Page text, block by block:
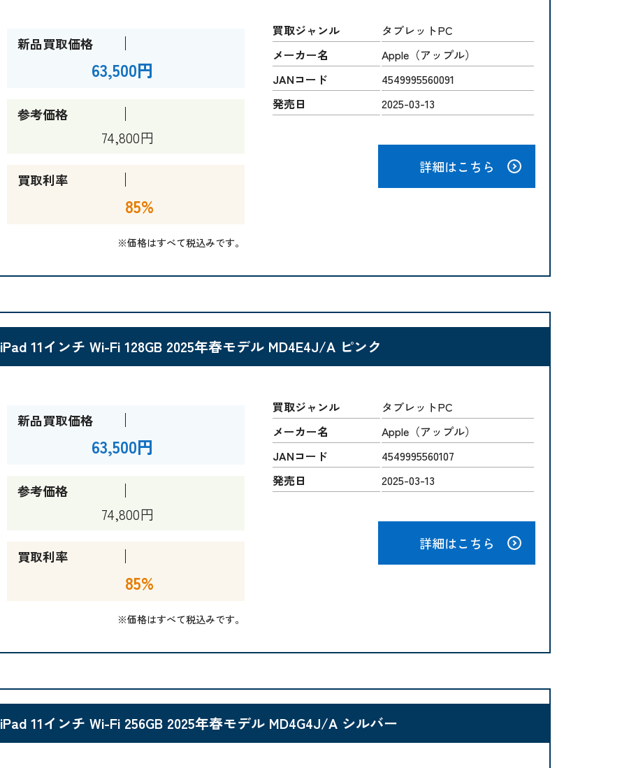
新品買取価格
63,500円
参考価格
74,800円
買取利率
85%
※価格はすべて税込みです。
買取ジャンル
タブレットPC
メーカー名
Apple（アップル）
JANコード
4549995560091
発売日
2025-03-13
詳細はこちら
iPad 11インチ Wi-Fi 128GB 2025年春モデル MD4E4J/A ピンク
新品買取価格
63,500円
参考価格
74,800円
買取利率
85%
※価格はすべて税込みです。
買取ジャンル
タブレットPC
メーカー名
Apple（アップル）
JANコード
4549995560107
発売日
2025-03-13
詳細はこちら
iPad 11インチ Wi-Fi 256GB 2025年春モデル MD4G4J/A シルバー